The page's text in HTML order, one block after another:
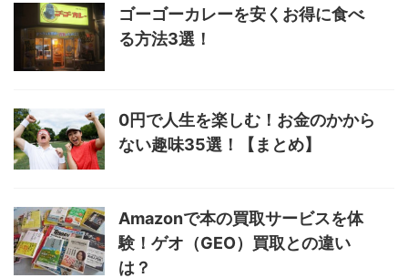
ゴーゴーカレーを安くお得に食べ
る方法3選！
0円で人生を楽しむ！お金のかから
ない趣味35選！【まとめ】
Amazonで本の買取サービスを体
験！ゲオ（GEO）買取との違い
は？